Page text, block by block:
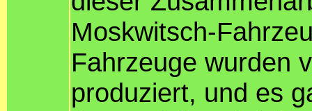
Moskwitsch-
Fahrzeuge wurden
produziert, und es